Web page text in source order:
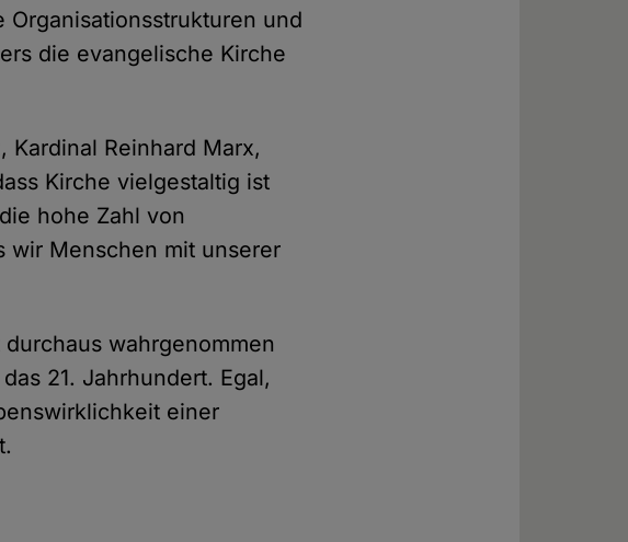
und
die evangelische Kirche
Reinhard Marx,
Kirche vielgestaltig ist
hohe Zahl von
wir Menschen mit unserer
wahrgenommen
21. Jahrhundert. Egal,
einer